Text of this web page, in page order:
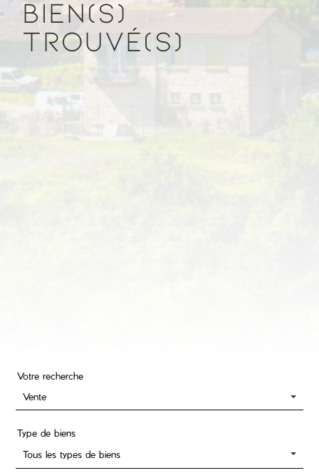
BIEN(S)
TROUVÉ(S)
Votre recherche
Vente
Type de biens
Tous les types de biens